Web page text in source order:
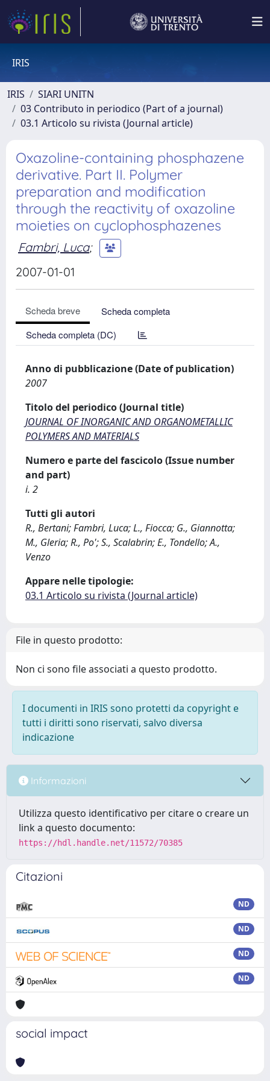
IRIS
IRIS
SIARI UNITN
03 Contributo in periodico (Part of a journal)
03.1 Articolo su rivista (Journal article)
Oxazoline-containing phosphazene
derivative. Part II. Polymer
preparation and modification
through the reactivity of oxazoline
moieties on cyclophosphazenes
Fambri, Luca;
2007-01-01
Scheda breve
Scheda completa
Scheda completa (DC)
Anno di pubblicazione (Date of publication)
2007
Titolo del periodico (Journal title)
JOURNAL OF INORGANIC AND ORGANOMETALLIC
POLYMERS AND MATERIALS
Numero e parte del fascicolo (Issue number
and part)
i. 2
Tutti gli autori
R., Bertani; Fambri, Luca; L., Fiocca; G., Giannotta;
M., Gleria; R., Po'; S., Scalabrin; E., Tondello; A.,
Venzo
Appare nelle tipologie:
03.1 Articolo su rivista (Journal article)
File in questo prodotto:
Non ci sono file associati a questo prodotto.
I documenti in IRIS sono protetti da copyright e
tutti i diritti sono riservati, salvo diversa
indicazione
Informazioni
Utilizza questo identificativo per citare o creare un
link a questo documento:
https://hdl.handle.net/11572/70385
Citazioni
ND
ND
ND
ND
social impact